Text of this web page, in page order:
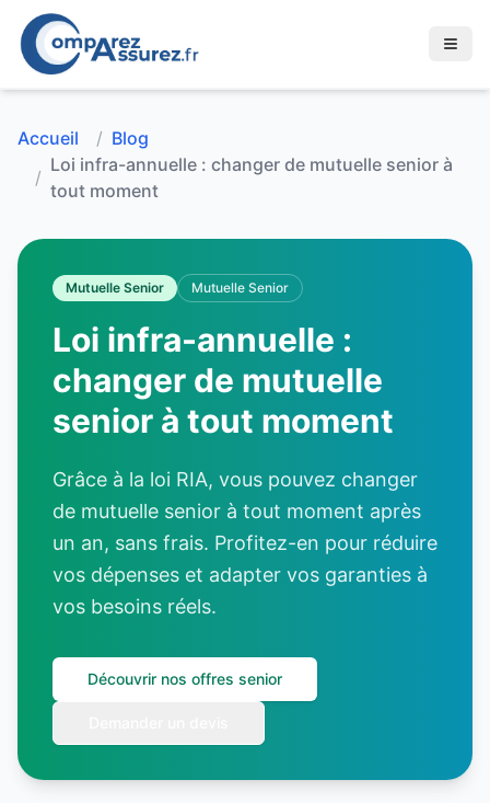
Accueil / Blog
/
Loi infra-annuelle : changer de mutuelle senior à
tout moment
Mutuelle Senior Mutuelle Senior
Loi infra-annuelle :
changer de mutuelle
senior à tout moment
Grâce à la loi RIA, vous pouvez changer
de mutuelle senior à tout moment après
un an, sans frais. Profitez-en pour réduire
vos dépenses et adapter vos garanties à
vos besoins réels.
Découvrir nos offres senior